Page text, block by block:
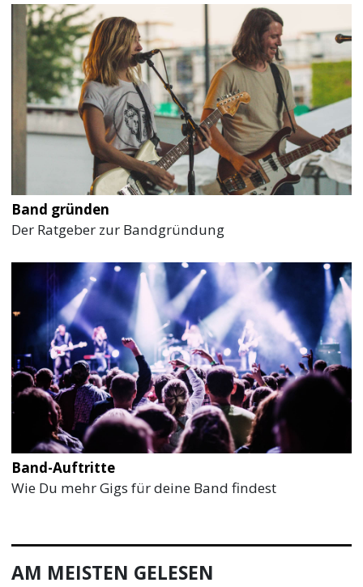
Band gründen
Der Ratgeber zur Bandgründung
Band-Auftritte
Wie Du mehr Gigs für deine Band findest
AM MEISTEN GELESEN